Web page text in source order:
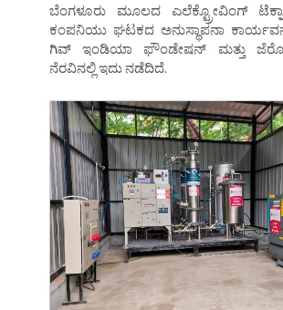
ಬೆಂಗಳೂರು ಮೂಲದ ಎಲೆಕ್ಟ್ರೋವಿಂಗ್
ಕಂಪನಿಯು ಘಟಕದ ಅನುಸ್ಥಾಪನಾ
ಗಿವ್ ಇಂಡಿಯಾ ಫೌಂಡೇಷನ್ ಮತ್ತು
ನೆರವಿನಲ್ಲಿ ಇದು ನಡೆದಿದೆ.